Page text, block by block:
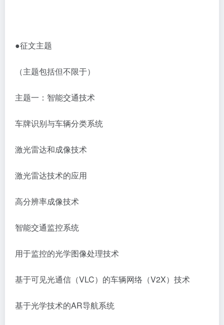
●征文主题
（主题包括但不限于）
主题一：智能交通技术
车牌识别与车辆分类系统
激光雷达和成像技术
激光雷达技术的应用
高分辨率成像技术
智能交通监控系统
用于监控的光学图像处理技术
基于可见光通信（VLC）的车辆网络（V2X）技术
基于光学技术的AR导航系统